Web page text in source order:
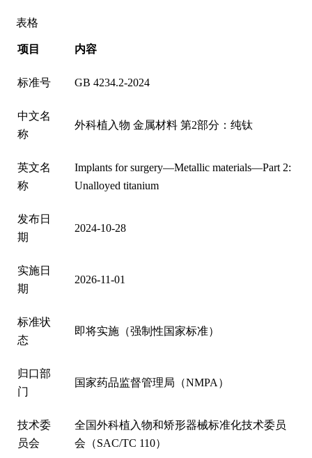
表格
项目 内容
标准号 GB 4234.2-2024
中文名
称
外科植入物 金属材料第2部分： 纯钛
英文名
称
Implantsforsurgery—Metallicmaterials—Part2:
Unalloyed titanium
发布日
期
2024-10-28
实施日
期
2026-11-01
标准状
态
即将实施（强制性国家标准）
归口部
门
国家药品监督管理局（NMPA ）
技术委
员会
全国外科植入物和矫形器械标准化技术委员
会 （SAC/TC 110）